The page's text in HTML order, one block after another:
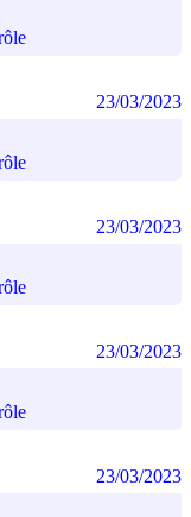
23/03/2023
23/03/2023
23/03/2023
23/03/2023